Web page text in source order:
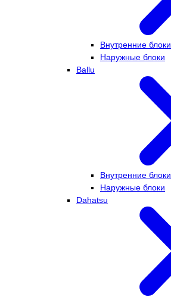
Внутренние блоки
Наружные блоки
Ballu
Внутренние блоки
Наружные блоки
Dahatsu